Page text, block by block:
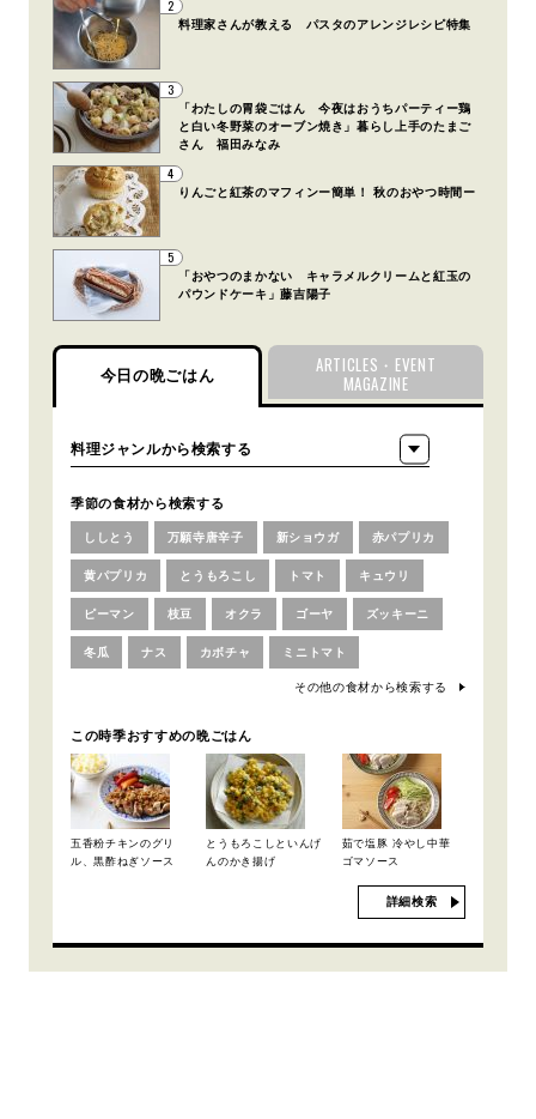
2
料理家さんが教える パスタのアレンジレシピ特集
3
「わたしの胃袋ごはん 今夜はおうちパーティー鶏
と白い冬野菜のオーブン焼き」暮らし上手のたまご
さん 福田みなみ
4
りんごと紅茶のマフィンー簡単！ 秋のおやつ時間ー
5
「おやつのまかない キャラメルクリームと紅玉の
パウンドケーキ」藤吉陽子
今日の晩ごはん
ARTICLES・EVENT
MAGAZINE
季節の食材から検索する
ししとう 万願寺唐辛子 新ショウガ 赤パプリカ
黄パプリカ とうもろこし トマト キュウリ
ピーマン 枝豆 オクラ ゴーヤ ズッキーニ
冬瓜 ナス カボチャ ミニトマト
その他の食材から検索する
この時季おすすめの晩ごはん
五香粉チキンのグリ
ル、黒酢ねぎソース
とうもろこしといんげ
んのかき揚げ
茹で塩豚 冷やし中華
ゴマソース
詳細検索